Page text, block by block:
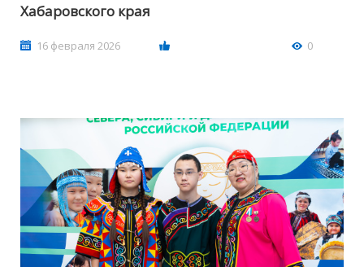
Хабаровского края
16 февраля 2026 0